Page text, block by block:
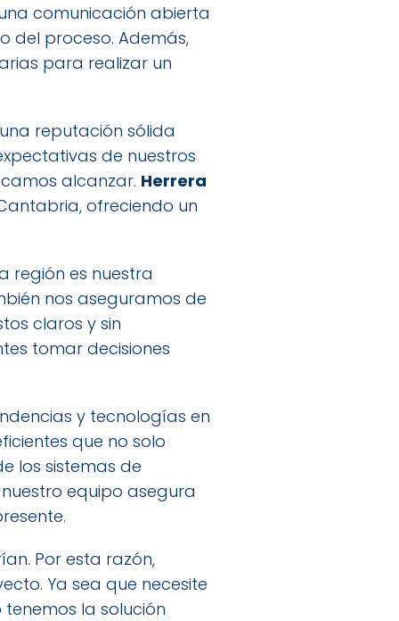
comunicación abierta
del proceso. Además,
para realizar un
reputación sólida
de nuestros
alcanzar. Herrera
ofreciendo un
región es nuestra
nos aseguramos de
claros y sin
tomar decisiones
y tecnologías en
que no solo
los sistemas de
equipo asegura
Por esta razón,
Ya sea que necesite
tenemos la solución